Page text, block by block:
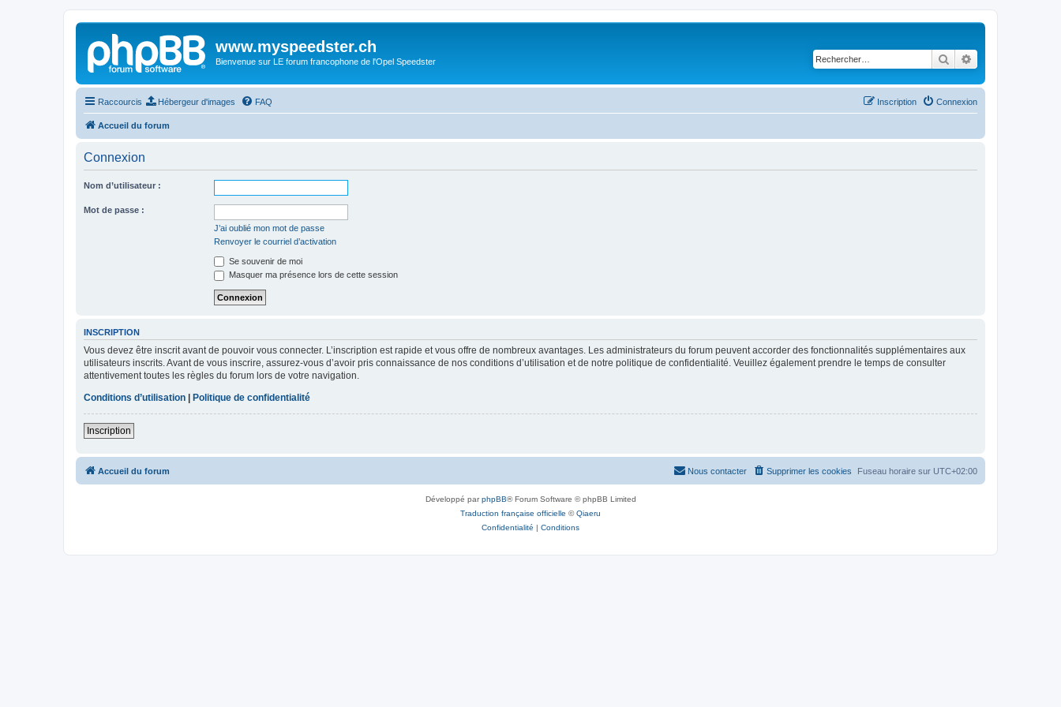
www.myspeedster.ch
Bienvenue sur LE forum francophone de l'Opel Speedster Rechercher
Raccourcis Hébergeur d'images FAQ Connexion
Inscription
Accueil du forum
Connexion
Nom d’utilisateur :
Mot de passe :
J’ai oublié mon mot de passe
Renvoyer le courriel d’activation
Se souvenir de moi
Masquer ma présence lors de cette session
INSCRIPTION
Vous devez être inscrit avant de pouvoir vous connecter. L’inscription est rapide et vous offre de nombreux avantages. Les administrateurs du forum peuvent accorder des fonctionnalités supplémentaires aux
utilisateurs inscrits. Avant de vous inscrire, assurez-vous d’avoir pris connaissance de nos conditions d’utilisation et de notre politique de confidentialité. Veuillez également prendre le temps de consulter
attentivement toutes les règles du forum lors de votre navigation.
Conditions d’utilisation
Politique de confidentialité
Inscription
Accueil du forum Fuseau horaire sur UTC+02:00
Supprimer les cookies
Nous contacter
Développé parphpBB® Forum Software © phpBB Limited
Traduction française officielle ©Qiaeru
Confidentialité | Conditions